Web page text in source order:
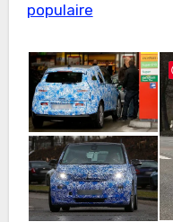
populaire